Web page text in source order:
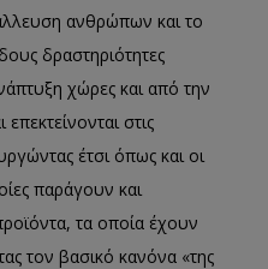
ανθρώπων και το
δραστηριότητες
χώρες και από την
στις
έτσι όπως και οι
παράγουν και
τα οποία έχουν
τον βασικό κανόνα «της